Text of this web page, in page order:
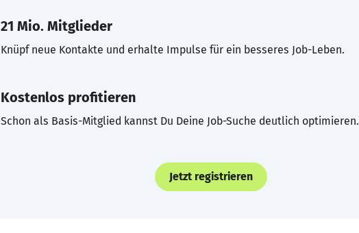
21 Mio. Mitglieder
Knüpf neue Kontakte und erhalte Impulse für ein besseres Job-Leben.
Kostenlos profitieren
Schon als Basis-Mitglied kannst Du Deine Job-Suche deutlich optimieren.
Jetzt registrieren